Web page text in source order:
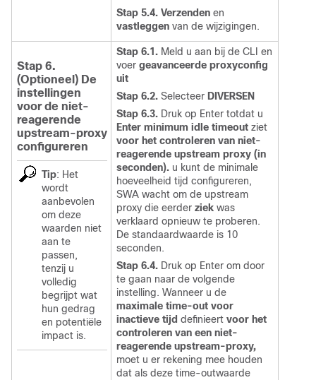
Stap 5.4. Verzenden en
vastleggen van de wijzigingen.
Stap 6.
(Optioneel) De
instellingen
voorde niet-
reagerende
upstream-proxy
configureren
Tip: Het
wordt
aanbevolen
om deze
waarden niet
aan te
passen,
tenzij u
volledig
begrijpt wat
hun gedrag
en potentiële
impact is.
Stap 6.1. Meld u aan bij de CLI en
voer geavanceerde proxyconfig
uit
Stap 6.2. Selecteer DIVERSEN
Stap 6.3. Druk op Enter totdat u
Enter minimum idle timeout ziet
voor het controleren van niet-
reagerende upstream proxy (in
seconden). u kunt de minimale
hoeveelheid tijd configureren,
SWA wacht om de upstream
proxy die eerder ziek was
verklaard opnieuw te proberen.
De standaardwaarde is 10
seconden.
Stap 6.4. Druk op Enter om door
te gaan naar de volgende
instelling. Wanneer u de
maximale time-out voor
inactieve tijd definieert voor het
controleren van een niet-
reagerende upstream-proxy,
moet u er rekening mee houden
dat als deze time-outwaarde